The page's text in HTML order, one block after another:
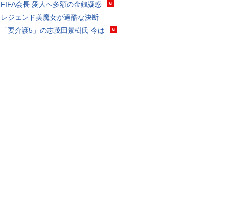
FIFA会長 愛人へ多額の金銭疑惑
レジェンド美魔女が過酷な決断
「要介護5」の志茂田景樹氏 今は